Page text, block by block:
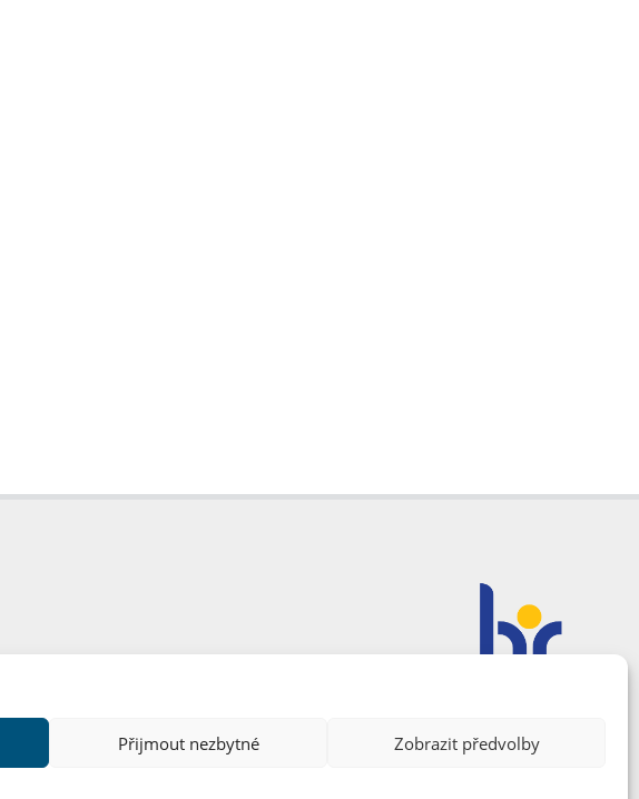
Přijmout nezbytné Zobrazit předvolby